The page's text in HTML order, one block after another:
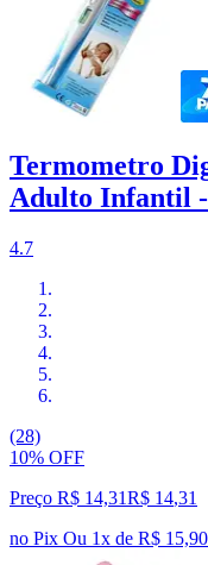
Termometro
Adulto Infantil
4.7
(28)
10% OFF
Preço R$ 14,31R$ 14,31
no Pix Ou 1x de R$